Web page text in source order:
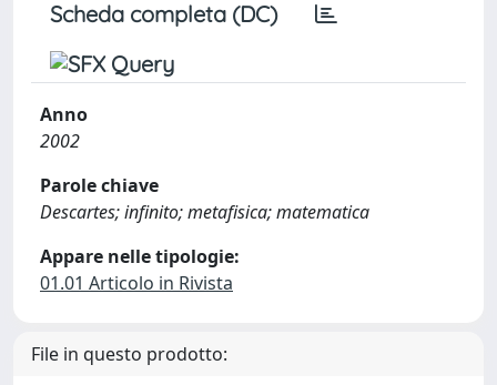
Scheda completa (DC)
Anno
2002
Parole chiave
Descartes; infinito; metafisica; matematica
Appare nelle tipologie:
01.01 Articolo in Rivista
File in questo prodotto: